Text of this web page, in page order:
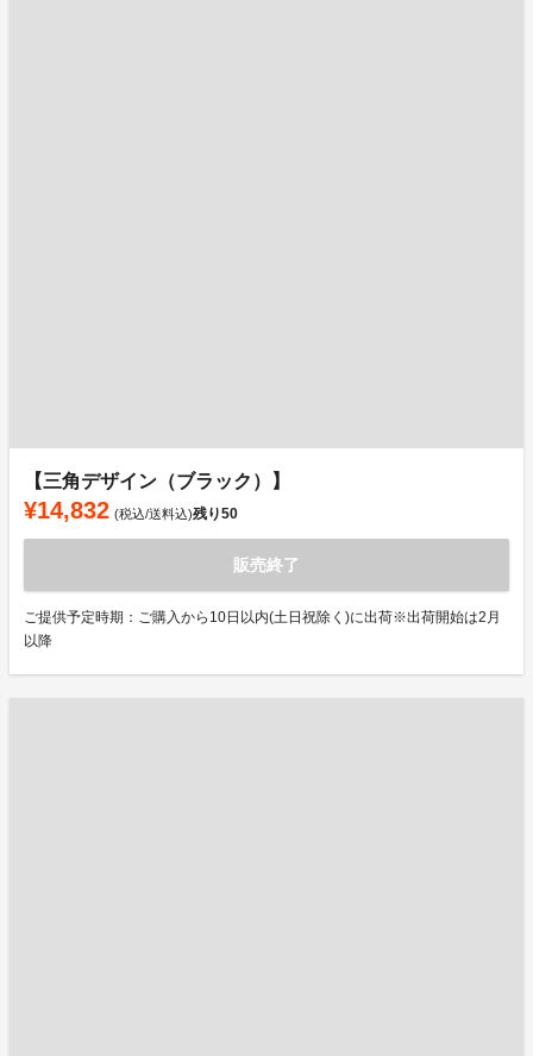
【三角デザイン（ブラック）】
¥14,832 (税込/送料込)残り50
販売終了
ご提供予定時期：ご購入から10日以内(土日祝除く)に出荷※出荷開始は2月
以降